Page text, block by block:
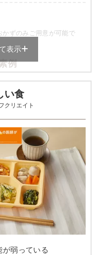
ネ
のスパゲッティ
たんぱく質：13.7g、脂
90.5g、ナトリウム：
、リン：178mg、食
。お弁当献立の一例と
にご提供可能なメニュ
ください。
かずのみご用意が可能で
例
～622kcal
未満
～23.1ｇ
㎎以下
㎎以下
表示
い食
クリエイト
が弱っている